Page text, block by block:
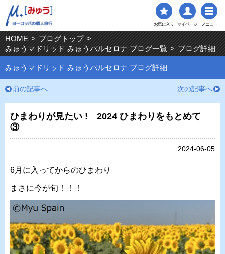
お気に入り マイページ メニュー
HOME > ブログトップ >
みゅうマドリッド みゅうバルセロナ ブログ一覧 > ブログ詳細
みゅうマドリッド みゅうバルセロナ ブログ詳細
前の記事へ 次の記事へ
ひまわりが見たい ! 2024 ひまわりをもとめて
③
2024-06-05
6月に入ってからのひまわり
まさに今が旬！！！